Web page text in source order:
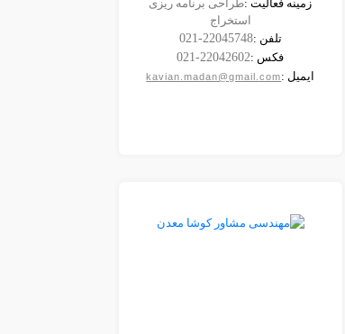
مشاهده
شرکت
زمینه فعالیت :طراحی برنامه ریزی
استخراج
تلفن :021-22045748
فکس :021-22042602
ایمیل :kavian.madan@gmail.com